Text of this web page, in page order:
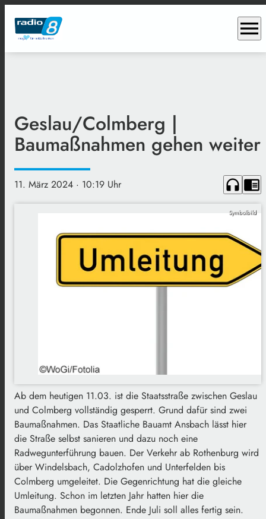
menu
Geslau/Colmberg |
Baumaßnahmen gehen weiter
11. März 2024 · 10:19 Uhr headphones chrome_reader_mode
Symbolbild
Ab dem heutigen 11.03. ist die Staatsstraße zwischen Geslau
und Colmberg vollständig gesperrt. Grund dafür sind zwei
Baumaßnahmen. Das Staatliche Bauamt Ansbach lässt hier
die Straße selbst sanieren und dazu noch eine
Radwegunterführung bauen. Der Verkehr ab Rothenburg wird
über Windelsbach, Cadolzhofen und Unterfelden bis
Colmberg umgeleitet. Die Gegenrichtung hat die gleiche
Umleitung. Schon im letzten Jahr hatten hier die
Baumaßnahmen begonnen. Ende Juli soll alles fertig sein.